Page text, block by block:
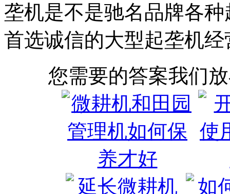
垄机是不是驰名品牌各
首选诚信的大型起垄机经
您需要的答案我们